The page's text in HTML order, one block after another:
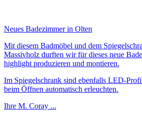
Neues Badezimmer in Olten
Mit diesem Badmöbel und dem
Massivholz durften wir für dieses neue
highlight produzieren und montieren.
Im Spiegelschrank sind ebenfalls LED-
beim Öffnen automatisch erleuchten.
Ihre M. Coray ...